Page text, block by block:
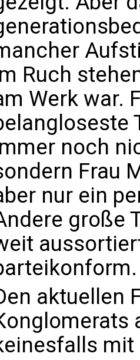
Ruch
Werk war.
noch
Frau
nur ein
große
aktuellen
mit